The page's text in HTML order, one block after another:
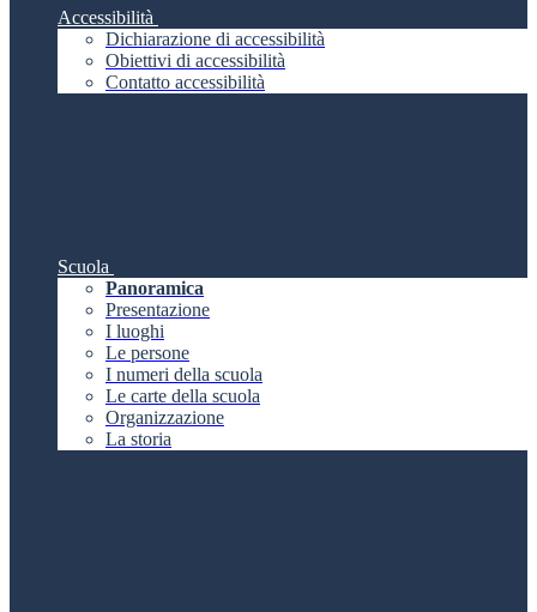
Accessibilità
Dichiarazione di accessibilità
Obiettivi di accessibilità
Contatto accessibilità
Scuola
Panoramica
Presentazione
I luoghi
Le persone
I numeri della scuola
Le carte della scuola
Organizzazione
La storia